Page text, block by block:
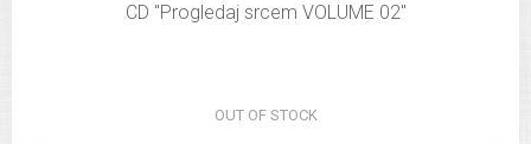
CD "Progledaj srcem VOLUME 02"
OUT OF STOCK